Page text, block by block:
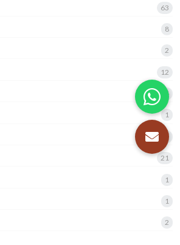
63
8
2
12
4
1
3
21
1
1
2